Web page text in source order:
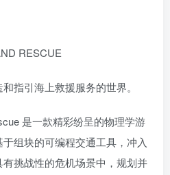
RESCUE
指引海上救援服务的世界。
是一款精彩纷呈的物理学游
组块的可编程交通工具，冲入
挑战性的危机场景中，规划并